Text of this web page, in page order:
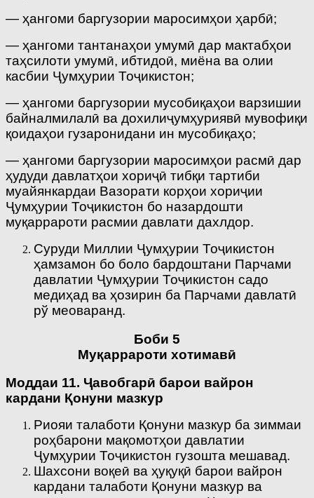
— ҳангоми баргузории маросимҳои ҳарбӣ;
— ҳангоми тантанаҳои умумӣ дар мактабҳои
таҳсилоти умумӣ, ибтидоӣ, миёна ва олии
касбии Ҷумҳурии Тоҷикистон;
— ҳангоми баргузории мусобиқаҳои варзишии
байналмилалӣ ва дохилиҷумҳуриявӣ мувофиқи
қоидаҳои гузаронидани ин мусобиқаҳо;
— ҳангоми баргузории маросимҳои расмӣ дар
ҳудуди давлатҳои хориҷӣ тибқи тартиби
муайянкардаи Вазорати корҳои хориҷии
Ҷумҳурии Тоҷикистон бо назардошти
муқаррароти расмии давлати дахлдор.
Суруди Миллии Ҷумҳурии Тоҷикистон
ҳамзамон бо боло бардоштани Парчами
давлатии Ҷумҳурии Тоҷикистон садо
медиҳад ва ҳозирин ба Парчами давлатӣ
рў меоваранд.
Боби 5
Муқаррароти хотимавӣ
Моддаи 11. Ҷавобгарӣ барои вайрон
кардани Қонуни мазкур
Риояи талаботи Қонуни мазкур ба зиммаи
роҳбарони мақомотҳои давлатии
Ҷумҳурии Тоҷикистон гузошта мешавад.
Шахсони воқеӣ ва ҳуқуқӣ барои вайрон
кардани талаботи Қонуни мазкур ва